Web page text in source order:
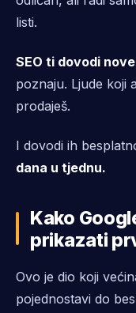
listi.
SEO ti dovodi
poznaju. Ljude koji
prodaješ.
I dovodi ih
dana u tjednu.
Kako
prikazati
Ovo je dio koji
pojednostavi do